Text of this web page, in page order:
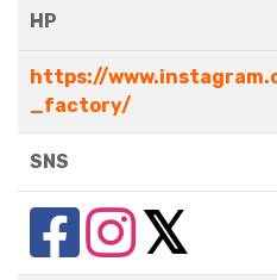
HP
https://
_factory/
SNS